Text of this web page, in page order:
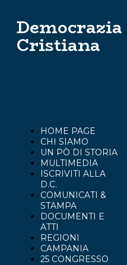
Democrazia
Cristiana
HOME PAGE
CHI SIAMO
UN PÒ DI STORIA
MULTIMEDIA
ISCRIVITI ALLA
D.C.
COMUNICATI &
STAMPA
DOCUMENTI E
ATTI
REGIONI
CAMPANIA
25 CONGRESSO